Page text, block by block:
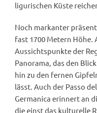
ligurischen Küste
Noch markanter
fast 1700 Metern Höhe.
Aussichtspunkte der
Panorama, das den
hin zu den fernen
lässt. Auch der Passo
Germanica erinnert an
die einst das kulturelle